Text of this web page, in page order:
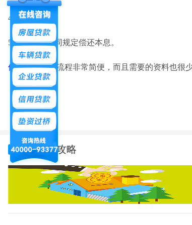
4.银行放款;
5.借款人按合同规定偿还本息。
保单贷款办理流程非常简便，而且需要的资料也很
相关贷款攻略